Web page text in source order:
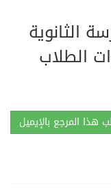
الثانوية
الطلاب
هذا المرجع بالإيميل